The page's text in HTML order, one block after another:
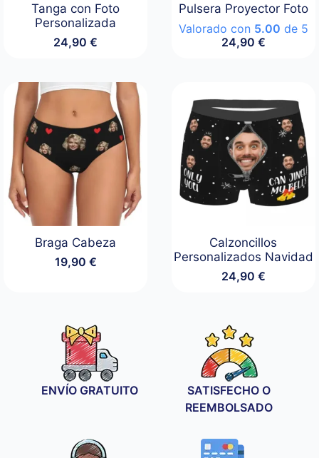
Tanga con Foto
Personalizada
24,90€
Pulsera Proyector Foto
Valorado con 5.00 de 5
24,90 €
Braga Cabeza
19,90 €
Calzoncillos
Personalizados Navidad
24,90 €
ENVÍO GRATUITO
SATISFECHO O
REEMBOLSADO